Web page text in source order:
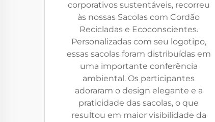
corporativos sustentáveis, recorreu
às nossas Sacolas com Cordão
Recicladas e Ecoconscientes.
Personalizadas com seu logotipo,
essas sacolas foram distribuídas em
uma importante conferência
ambiental. Os participantes
adoraram o design elegante e a
praticidade das sacolas, o que
resultou em maior visibilidade da